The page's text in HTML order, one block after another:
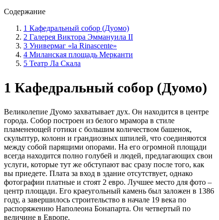
Содержание
1 Кафедральный собор (Дуомо)
2 Галерея Виктора Эммануила II
3 Универмаг «la Rinascente»
4 Миланская площадь Мерканти
5 Театр Ла Скала
1 Кафедральный собор (Дуомо)
Великолепие Дуомо захватывает дух. Он находится в центре
города. Собор построен из белого мрамора в стиле
пламенеющей готики с большим количеством башенок,
скульптур, колонн и грандиозных шпилей, что соединяются
между собой парящими опорами. На его огромной площади
всегда находится полно голубей и людей, предлагающих свои
услуги, которые тут же обступают вас сразу после того, как
вы приедете. Плата за вход в здание отсутствует, однако
фотографии платные и стоят 2 евро. Лучшее место для фото –
центр площади. Его краеугольный камень был заложен в 1386
году, а завершилось строительство в начале 19 века по
распоряжению Наполеона Бонапарта. Он четвертый по
величине в Европе.